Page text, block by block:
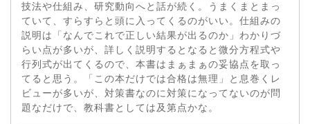
技法や仕組み、研究動向へと話が続く。うまくまとまっ
ていて、すらすらと頭に入ってくるのがいい。仕組みの
説明は「なんでこれで正しい結果が出るのか」わかりづ
らい点が多いが、詳しく説明するとなると微分方程式や
行列式が出てくるので、本書はまぁまぁの妥協点を取っ
てると思う。「この本だけでは合格は無理」と息巻くレ
ビューが多いが、対策書なのに対策になってないのが問
題なだけで、教科書としては及第点かな。